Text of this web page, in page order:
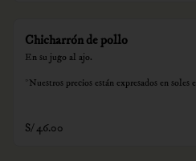
Chicharrón de pollo
En su jugo al ajo.
*Nuestros precios están expresados en soles e
S/ 46.00